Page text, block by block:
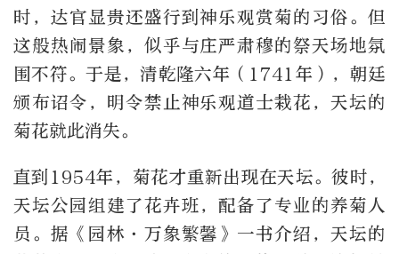
时，达官显贵还盛行到神乐观赏菊的习俗。但
这般热闹景象，似乎与庄严肃穆的祭天场地氛
围不符。于是，清乾隆六年（1741年），朝廷
颁布诏令，明令禁止神乐观道士栽花，天坛的
菊花就此消失。
直到1954年，菊花才重新出现在天坛。彼时，
天坛公园组建了花卉班，配备了专业的养菊人
员。据《园林·万象繁馨》一书介绍，天坛的